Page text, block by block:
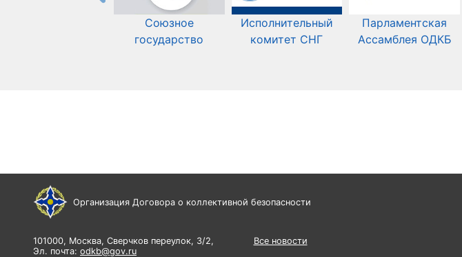
Союзное
государство
Исполнительный
комитет СНГ
Парламентская
Ассамблея ОДКБ
Организация Договора о коллективной безопасности
101000, Москва, Сверчков переулок, 3/2,
Эл. почта: odkb@gov.ru
Все новости